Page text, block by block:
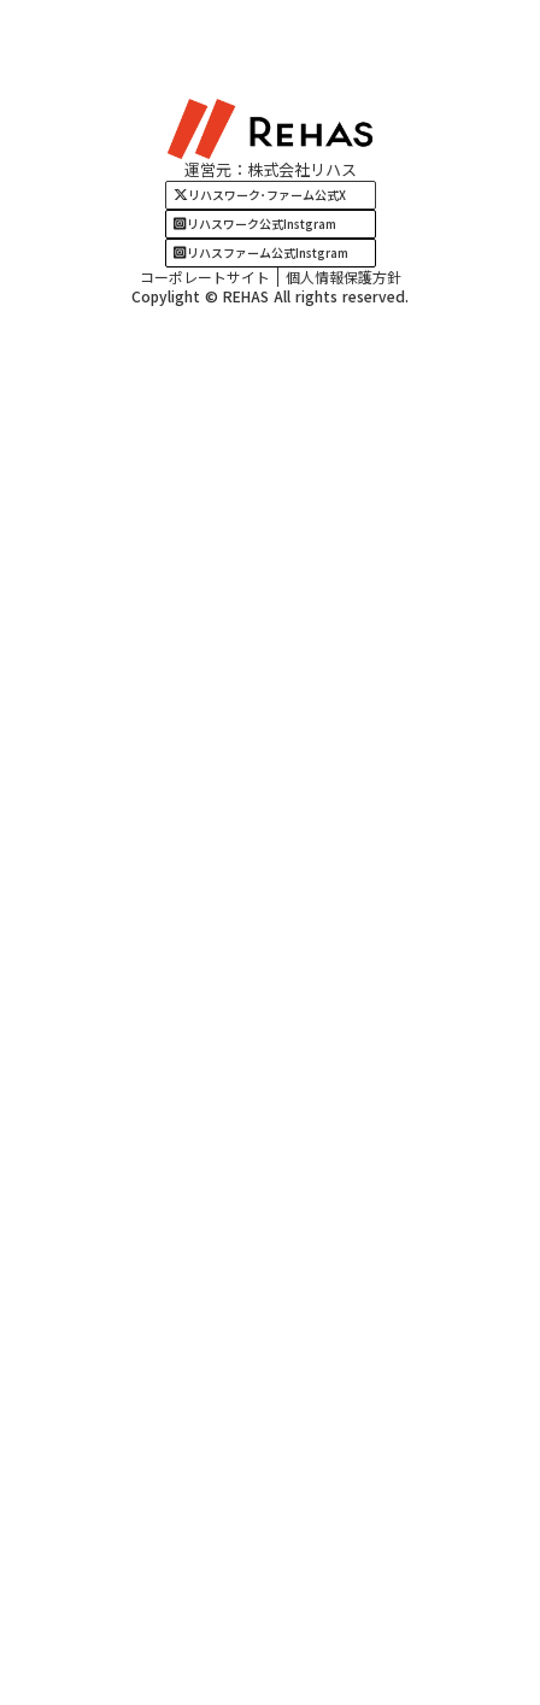
四国・九州エリア運営元：株式会社リハス
リハスワーク･ファーム公式X
リハスワーク公式Instgram
リハスファーム公式Instgram
コーポレートサイト
個人情報保護方針
Copylight © REHAS All rights reserved.